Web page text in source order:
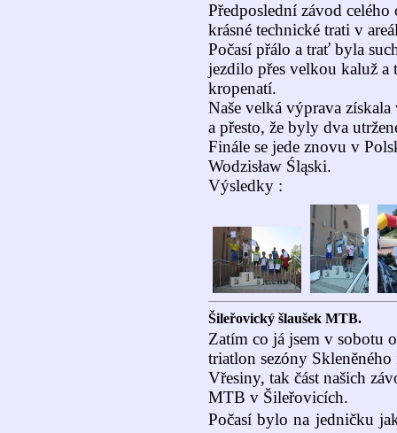
Předposlední závod
krásné technické trati v
Počasí přálo a trať byla
jezdilo přes velkou kaluž
kropenatí.
Naše velká výprava
a přesto, že byly dva
Finále se jede znovu v
Wodzisław Śląski.
Výsledky :
Šileřovický šlaušek MTB.
Zatím co já jsem v sobotu
triatlon sezóny
Vřesiny, tak část našich
MTB v Šileřovicích.
Počasí bylo na jedničku